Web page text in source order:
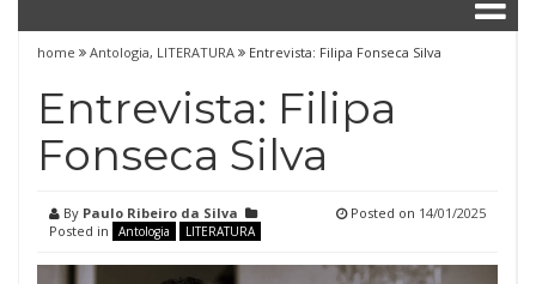
home Antologia, LITERATURA Entrevista: Filipa Fonseca Silva
Entrevista: Filipa
Fonseca Silva
By Paulo Ribeiro da Silva
Posted in
Antologia LITERATURA
Posted on 14/01/2025